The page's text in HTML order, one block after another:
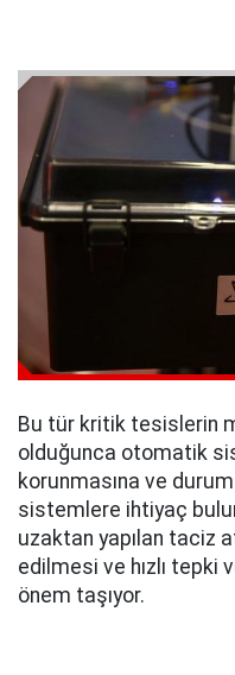
Bu tür kritik tesislerin
olduğunca otomatik
korunmasına ve durum
sistemlere ihtiyaç
uzaktan yapılan taciz
edilmesi ve hızlı tepki
önem taşıyor.